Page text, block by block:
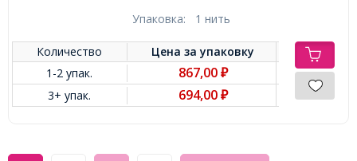
Упаковка: 1 нить
Количество Цена заупаковку
1-2 упак.
867,00 ₽
3+ упак. 694,00 ₽